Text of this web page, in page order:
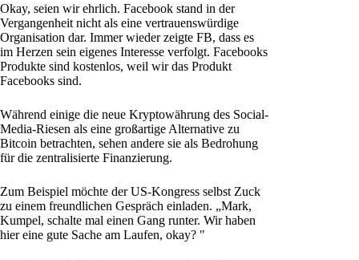
Okay, seien wir ehrlich. Facebook stand in der
Vergangenheit nicht als eine vertrauenswürdige
Organisation dar. Immer wieder zeigte FB, dass es
im Herzen sein eigenes Interesse verfolgt. Facebooks
Produkte sind kostenlos, weil wir das Produkt
Facebooks sind.
Während einige die neue Kryptowährung des Social-
Media-Riesen als eine großartige Alternative zu
Bitcoin betrachten, sehen andere sie als Bedrohung
für die zentralisierte Finanzierung.
Zum Beispiel möchte der US-Kongress selbst Zuck
zu einem freundlichen Gespräch einladen. „Mark,
Kumpel, schalte mal einen Gang runter. Wir haben
hier eine gute Sache am Laufen, okay? "